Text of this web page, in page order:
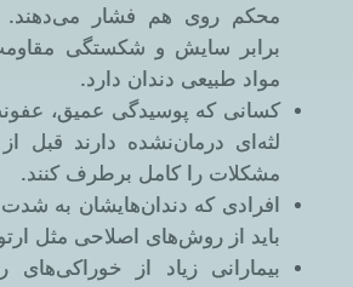
محکم روی هم فشار می‌دهند.
برابر سایش و شکستگی
مواد طبیعی دندان دارد.
کسانی که پوسیدگی عمیق،
لثه‌ای درمان‌نشده دارند قبل
مشکلات را کامل برطرف کنند.
افرادی که دندان‌هایشان به
باید از روش‌های اصلاحی مثل
بیمارانی زیاد از